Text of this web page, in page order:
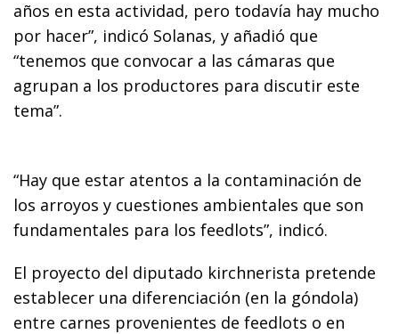
años en esta actividad, pero todavía hay mucho
por hacer”, indicó Solanas, y añadió que
“tenemos que convocar a las cámaras que
agrupan a los productores para discutir este
tema”.
“Hay que estar atentos a la contaminación de
los arroyos y cuestiones ambientales que son
fundamentales para los feedlots”, indicó.
El proyecto del diputado kirchnerista pretende
establecer una diferenciación (en la góndola)
entre carnes provenientes de feedlots o en